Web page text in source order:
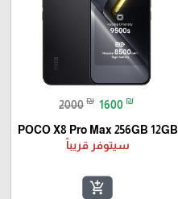
2000 ₪ 1600 ₪
POCO X8 Pro Max 256GB 12GB
سيتوفر قريباً
add_shopping_cart